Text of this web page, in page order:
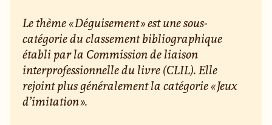
Le thème « Déguisement » est une sous-
catégorie du classement bibliographique
établi par la Commission de liaison
interprofessionnelle du livre (CLIL). Elle
rejoint plus généralement la catégorie « Jeux
d’imitation ».